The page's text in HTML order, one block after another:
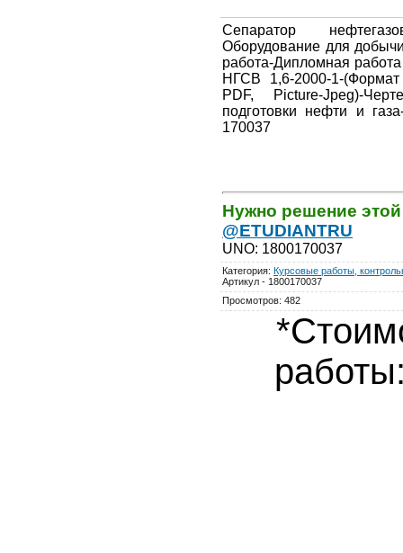
Сепаратор
Оборудование для
работа-Дипломная
НГСВ 1,6-2000-1-
PDF, Picture-Jpeg)-
подготовки нефти и
170037
Нужно решение
@ETUDIANTRU
UNO: 1800170037
Категория: Курсовые работы,
Артикул - 1800170037
Просмотров: 482